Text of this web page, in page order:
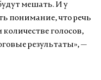
мешать. И у
понимание, что речь
голосов,
результаты», —